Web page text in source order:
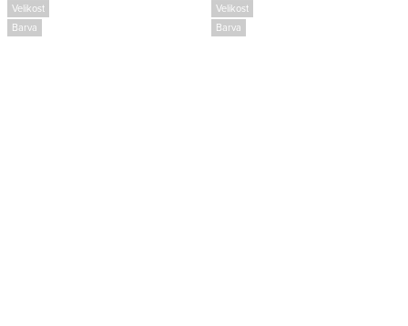
Velikost
Barva
Velikost
Barva